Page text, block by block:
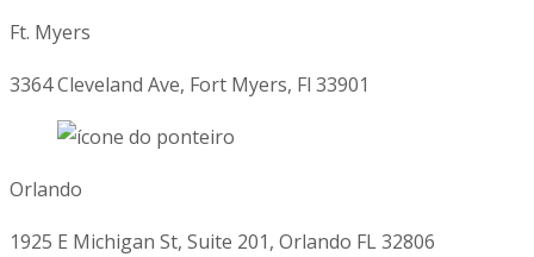
Ft. Myers
3364 Cleveland Ave, Fort Myers, Fl 33901
Orlando
1925 E Michigan St, Suite 201, Orlando FL 32806